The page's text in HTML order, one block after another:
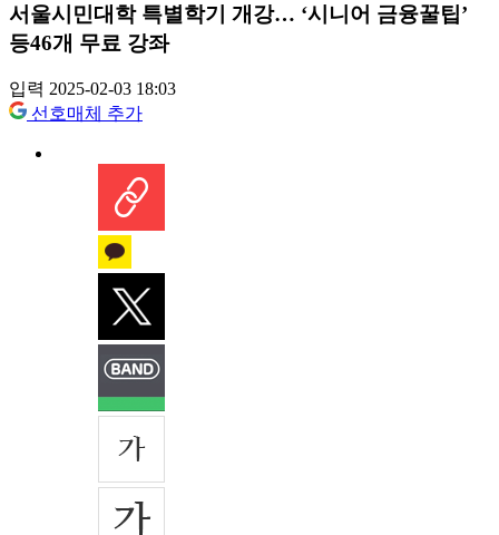
서울시민대학 특별학기 개강… ‘시니어 금융꿀팁’
등46개 무료 강좌
입력 2025-02-03 18:03
선호매체 추가